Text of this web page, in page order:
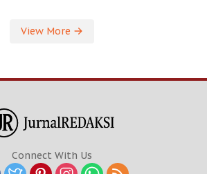
View More
Connect With Us